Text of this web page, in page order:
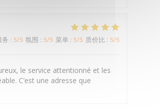
务 : 5/5 氛围 : 5/5 菜单: 5/5 质价比 : 5/5
le service attentionné et les
C’est une adresse que